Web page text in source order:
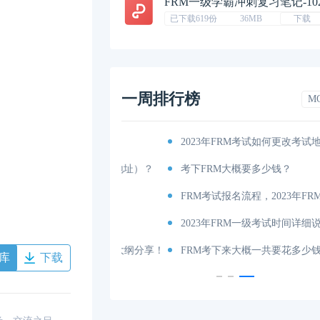
下载
已下载619份 36MB 下载
一周排行榜
科目以及考试大纲分享！
2023年FRM考试如何更改考试地点呢？
考下FRM大概要多少钱？
FRM考试报名流程，2023年FRM报名最新
2023年FRM一级考试时间详细说明
FRM考下来大概一共要花多少钱？